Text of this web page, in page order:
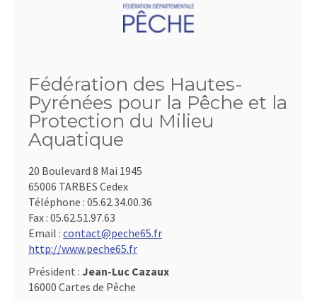
Fédération des Hautes-
Pyrénées pour la Pêche et la
Protection du Milieu
Aquatique
20 Boulevard 8 Mai 1945
65006 TARBES Cedex
Téléphone : 05.62.34.00.36
Fax : 05.62.51.97.63
Email : contact@peche65.fr
http://www.peche65.fr
Président : Jean-Luc Cazaux
16000 Cartes de Pêche